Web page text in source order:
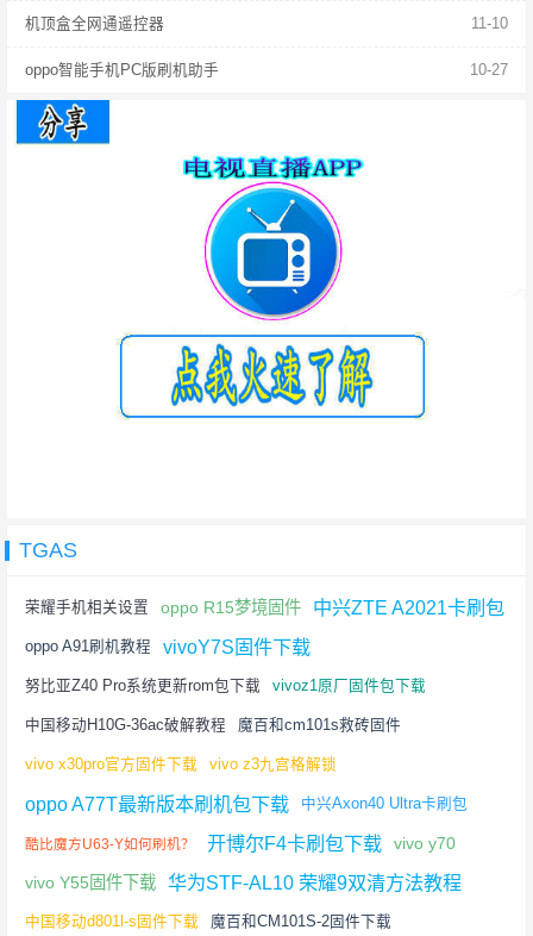
11-10
机顶盒全网通遥控器
10-27
oppo智能手机PC版刷机助手
TGAS
荣耀手机相关设置 oppo R15梦境固件 中兴ZTE A2021卡刷包
oppo A91刷机教程 vivoY7S固件下载
努比亚Z40 Pro系统更新rom包下载 vivoz1原厂固件包下载
中国移动H10G-36ac破解教程 魔百和cm101s救砖固件
vivo x30pro官方固件下载 vivo z3九宫格解锁
oppo A77T最新版本刷机包下载 中兴Axon40 Ultra卡刷包
酷比魔方U63-Y如何刷机？ 开博尔F4卡刷包下载 vivo y70
vivo Y55固件下载 华为STF-AL10 荣耀9双清方法教程
中国移动d801l-s固件下载 魔百和CM101S-2固件下载